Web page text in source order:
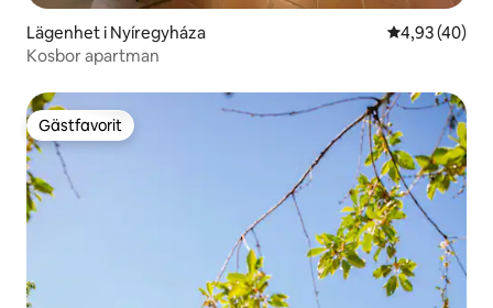
Lägenhet i Nyíregyháza 4,93 av 5 i
4,93 (40)
Kosbor apartman
Gästfavorit
Gästfavorit